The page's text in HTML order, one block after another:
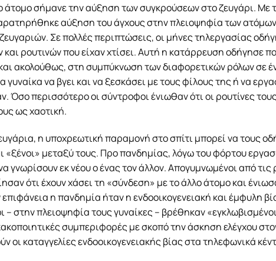
σήμανε την αύξηση των συγκρούσεων στο ζευγάρι. Με
αύξηση του άγχους στην πλειοψηφία των
Σε πολλές περιπτώσεις, οι μήνες τηλεργασίας
και ρουτινών που είχαν χτίσει. Αυτή η κατάρρευση οδήγησε
ακολούθως, στη συμπύκνωση των διαφορετικών ρόλων σε
να βγει και να ξεσκάσει με τους φίλους της ή να
Όσο περισσότερο οι σύντροφοι ένιωθαν ότι οι ρουτίνες
ως χαοτική.
η υποχρεωτική παραμονή στο σπίτι μπορεί να τους
«ξένοι» μεταξύ τους. Προ πανδημίας, λόγω του φόρτου
γνωρίσουν εκ νέου ο ένας τον άλλον. Απογυμνωμένοι από τις
ότι έχουν χάσει τη «σύνδεση» με το άλλο άτομο και
η πανδημία ήταν η ενδοοικογενειακή και έμφυλη
– στην πλειοψηφία τους γυναίκες – βρέθηκαν
συμπεριφορές με σκοπό την άσκηση ελέγχου
οι καταγγελίες ενδοοικογενειακής βίας στα τηλεφωνικά